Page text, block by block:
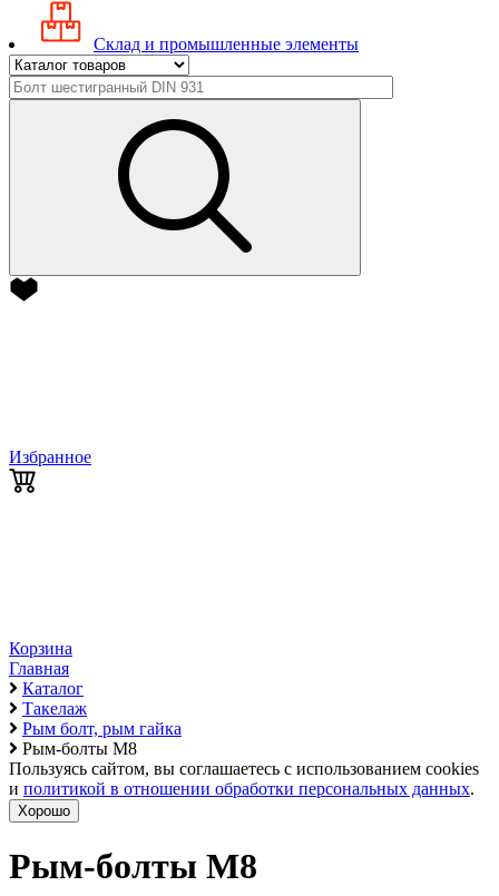
Склад и промышленные элементы
Избранное
Корзина
Главная
Каталог
Такелаж
Рым болт, рым гайка
Рым-болты М8
Пользуясь сайтом, вы соглашаетесь с использованием cookies
и политикой в отношении обработки персональных данных.
Хорошо
Рым-болты М8